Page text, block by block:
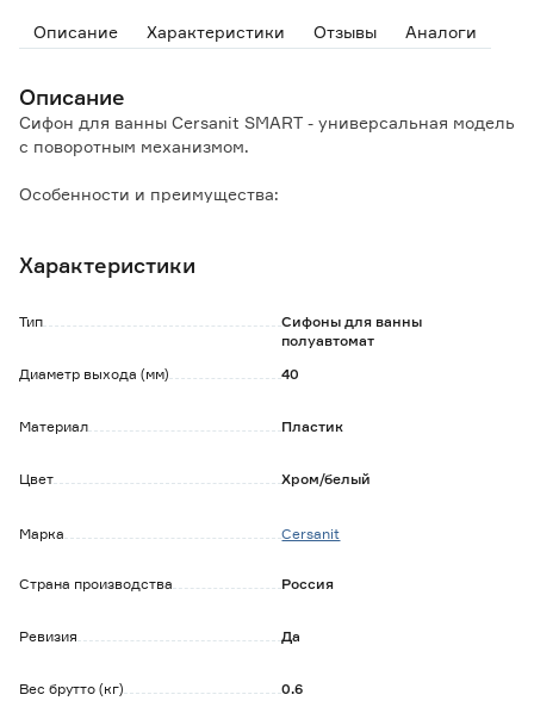
Описание Характеристики Отзывы Аналоги
Описание
Сифон для ванны Cersanit SMART - универсальная модель
с поворотным механизмом.
Особенности и преимущества:
механизм;
загрязнениям и воздействию чистящих средств;
- стальной трос управления, в конструкции поворотного
покрытием.
ломается даже при форсировании вентиля.
Характеристики
Тип
Сифоны для ванны
полуавтомат
Диаметр выхода (мм)
40
Материал Пластик
Цвет Хром/белый
Марка Cersanit
Страна производства Россия
Ревизия Да
Вес брутто (кг) 0.6